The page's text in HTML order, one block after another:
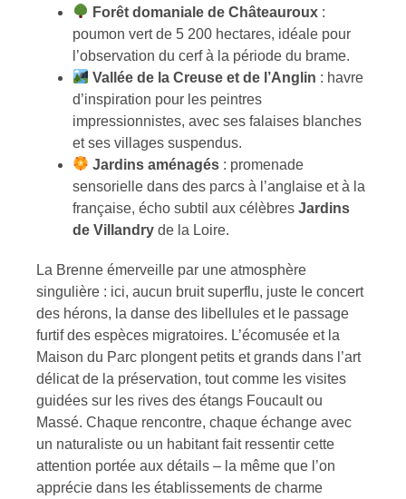
Forêt domaniale de Châteauroux :
poumon vert de 5 200 hectares, idéale pour
l’observation du cerf à la période du brame.
Vallée de la Creuse et de l’Anglin : havre
d’inspiration pour les peintres
impressionnistes, avec ses falaises blanches
et ses villages suspendus.
Jardins aménagés : promenade
sensorielle dans des parcs à l’anglaise et à la
française, écho subtil aux célèbres Jardins
de Villandry de la Loire.
La Brenne émerveille par une atmosphère
singulière : ici, aucun bruit superflu, juste le concert
des hérons, la danse des libellules et le passage
furtif des espèces migratoires. L’écomusée et la
Maison du Parc plongent petits et grands dans l’art
délicat de la préservation, tout comme les visites
guidées sur les rives des étangs Foucault ou
Massé. Chaque rencontre, chaque échange avec
un naturaliste ou un habitant fait ressentir cette
attention portée aux détails – la même que l’on
apprécie dans les établissements de charme